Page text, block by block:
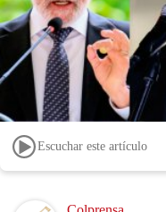
Escuchar este artículo